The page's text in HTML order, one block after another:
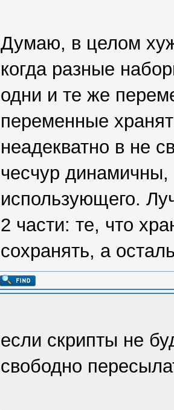
Думаю, в целом
когда разные
одни и те же
переменные
неадекватно в не
чесчур
использующего.
2 части: те, что
сохранять, а
если скрипты не
свободно